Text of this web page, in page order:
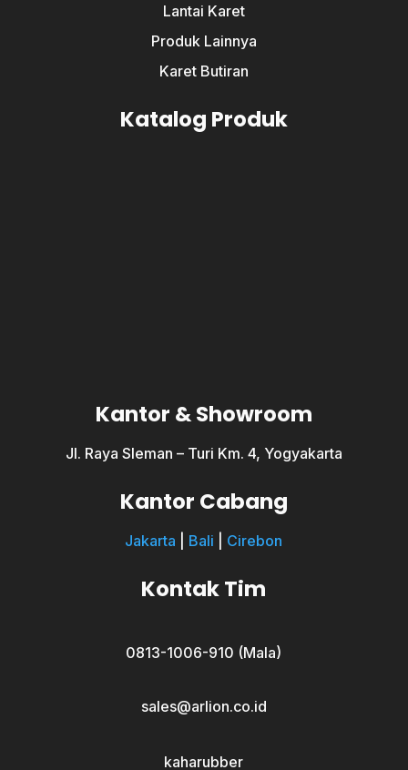
Lantai Karet
Produk Lainnya
Karet Butiran
Katalog Produk
Kantor & Showroom
Jl. Raya Sleman – Turi Km. 4, Yogyakarta
Kantor Cabang
Jakarta Bali Cirebon
Kontak Tim
0813-1006-910 (Mala)
sales@arlion.co.id
kaharubber